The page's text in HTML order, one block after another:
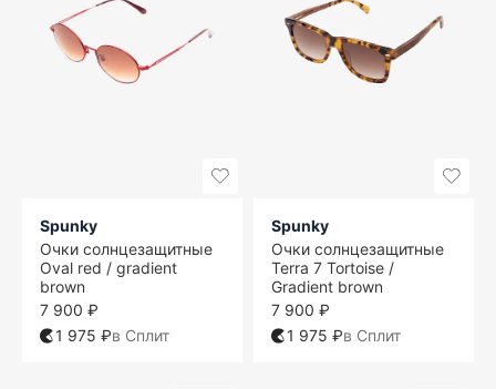
Spunky
Очки солнцезащитные
Oval red / gradient
brown
7 900 ₽
1 975 ₽в Сплит
Spunky
Очки солнцезащитные
Terra 7 Tortoise /
Gradient brown
7 900 ₽
1 975 ₽в Сплит